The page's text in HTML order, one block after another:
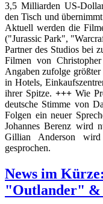
3,5 Milliarden US-
den Tisch und
Aktuell werden die
("Jurassic Park",
Partner des Studios bei
Filmen von
Angaben zufolge
in Hotels,
ihrer Spitze. +++ Wie
deutsche Stimme von
Folgen ein neuer
Johannes Berenz wird
Gillian Anderson
gesprochen.
News im
"Outlander" &